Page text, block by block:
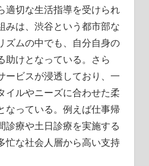
適切な生活指導を受けられ
みは、渋谷という都市部な
ズムの中でも、自分自身の
助けとなっている。さら
ービスが浸透しており、一
イルやニーズに合わせた柔
なっている。例えば仕事帰
診療や土日診療を実施する
忙な社会人層から高い支持